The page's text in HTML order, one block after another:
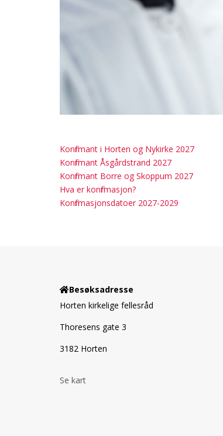
Konfirmant i Horten og Nykirke 2027
Konfirmant Åsgårdstrand 2027
Konfirmant Borre og Skoppum 2027
Hva er konfirmasjon?
Konfirmasjonsdatoer 2027-2029
Besøksadresse
Horten kirkelige fellesråd
Thoresens gate 3
3182 Horten
Se kart